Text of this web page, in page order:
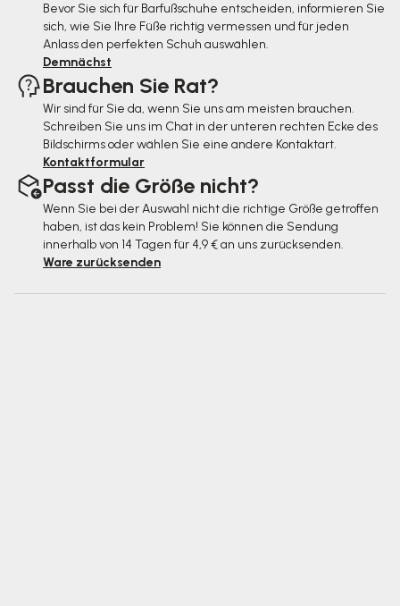
Bevor Sie sich für Barfußschuhe entscheiden, informieren Sie
sich, wie Sie Ihre Füße richtig vermessen und für jeden
Anlass den perfekten Schuh auswählen.
Demnächst
Brauchen Sie Rat?
Wir sind für Sie da, wenn Sie uns am meisten brauchen.
Schreiben Sie uns im Chat in der unteren rechten Ecke des
Bildschirms oder wählen Sie eine andere Kontaktart.
Kontaktformular
Passt die Größe nicht?
Wenn Sie bei der Auswahl nicht die richtige Größe getroffen
haben, ist das kein Problem! Sie können die Sendung
innerhalb von 14 Tagen für 4,9 € an uns zurücksenden.
Ware zurücksenden